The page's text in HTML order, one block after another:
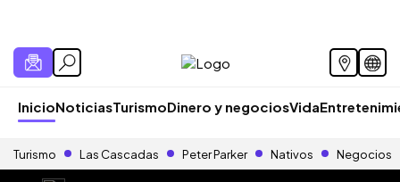
InicioNoticiasTurismoDinero y negociosVida
Turismo Las Cascadas Peter Parker Nativos Negocios